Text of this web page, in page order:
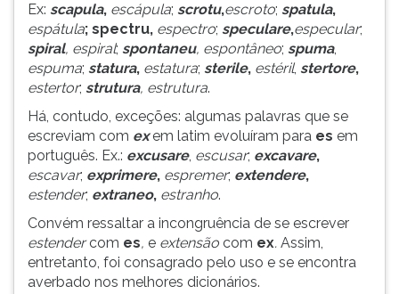
menu
principal
pressione
tecla
depois
Pressione
ouvir
essa
Ex: scapula, escápula; scrotu,escroto; spatula,
espátula; spectru, espectro; speculare,especular;
spiral, espiral; spontaneu, espontâneo; spuma,
espuma; statura, estatura; sterile, estéril, stertore,
estertor; strutura, estrutura.
Há, contudo, exceções: algumas palavras que se
escreviam com exem latim evoluíram para es em
português. Ex.: excusare, escusar; excavare,
escavar; exprimere, espremer; extendere,
estender; extraneo, estranho.
Convém ressaltar a incongruência de se escrever
estendercom es, e extensão com ex. Assim,
entretanto, foi consagrado pelo uso e se encontra
averbado nos melhores dicionários.